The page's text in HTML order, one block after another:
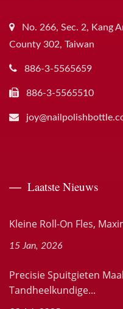
No. 266, Sec. 2, Kang
County 302, Taiwan
886-3-5565659
886-3-5565510
Laatste Nieuws
Kleine Roll-On Fles,
15 Jan, 2026
Precisie Spuitgieten
Tandheelkundige...